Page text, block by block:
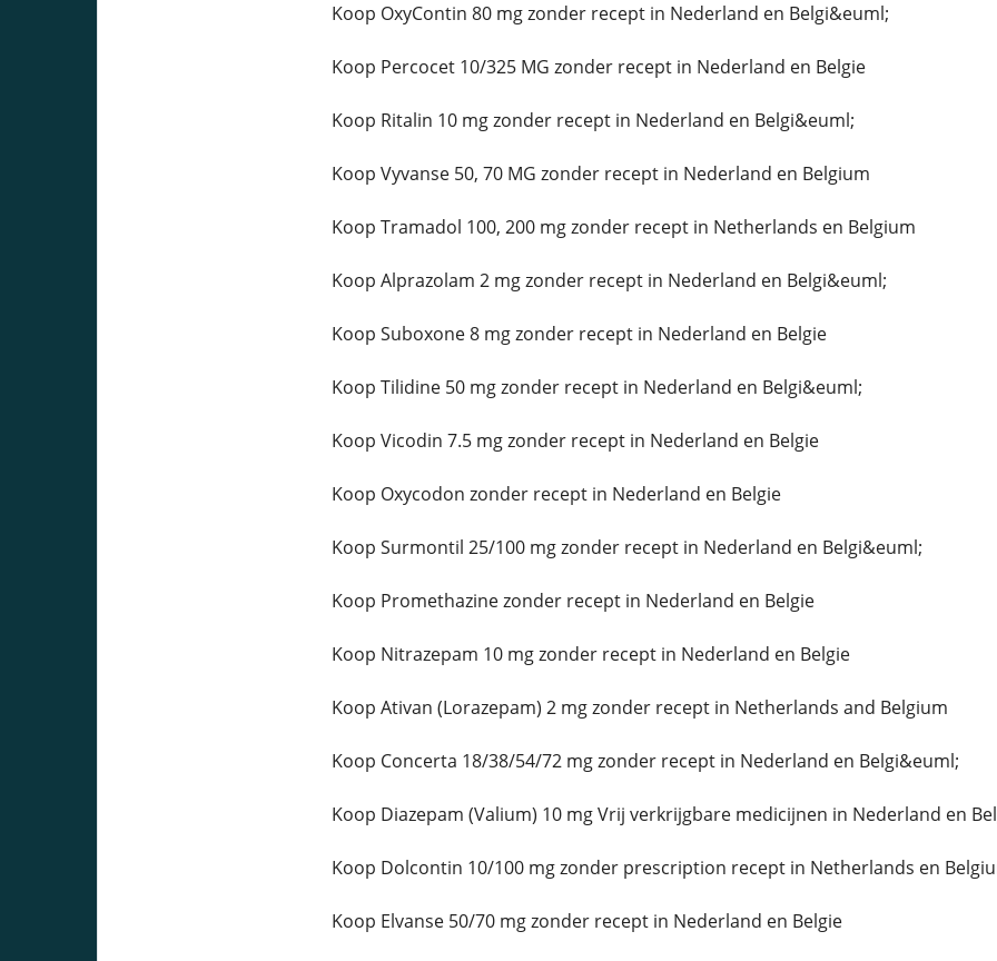
Koop OxyContin 80 mg zonder recept in Nederland en Belgi&euml;
Koop Percocet 10/325 MG zonder recept in Nederland en Belgie
Koop Ritalin 10 mg zonder recept in Nederland en Belgi&euml;
Koop Vyvanse 50, 70 MG zonder recept in Nederland en Belgium
Koop Tramadol 100, 200 mg zonder recept in Netherlands en Belgium
Koop Alprazolam 2 mg zonder recept in Nederland en Belgi&euml;
Koop Suboxone 8 mg zonder recept in Nederland en Belgie
Koop Tilidine 50 mg zonder recept in Nederland en Belgi&euml;
Koop Vicodin 7.5 mg zonder recept in Nederland en Belgie
Koop Oxycodon zonder recept in Nederland en Belgie
Koop Surmontil 25/100 mg zonder recept in Nederland en Belgi&euml;
Koop Promethazine zonder recept in Nederland en Belgie
Koop Nitrazepam 10 mg zonder recept in Nederland en Belgie
Koop Ativan (Lorazepam) 2 mg zonder recept in Netherlands and Belgium
Koop Concerta 18/38/54/72 mg zonder recept in Nederland en Belgi&euml;
Koop Diazepam (Valium) 10 mg Vrij verkrijgbare medicijnen in Nederland en
Koop Dolcontin 10/100 mg zonder prescription recept in Netherlands en
Koop Elvanse 50/70 mg zonder recept in Nederland en Belgie